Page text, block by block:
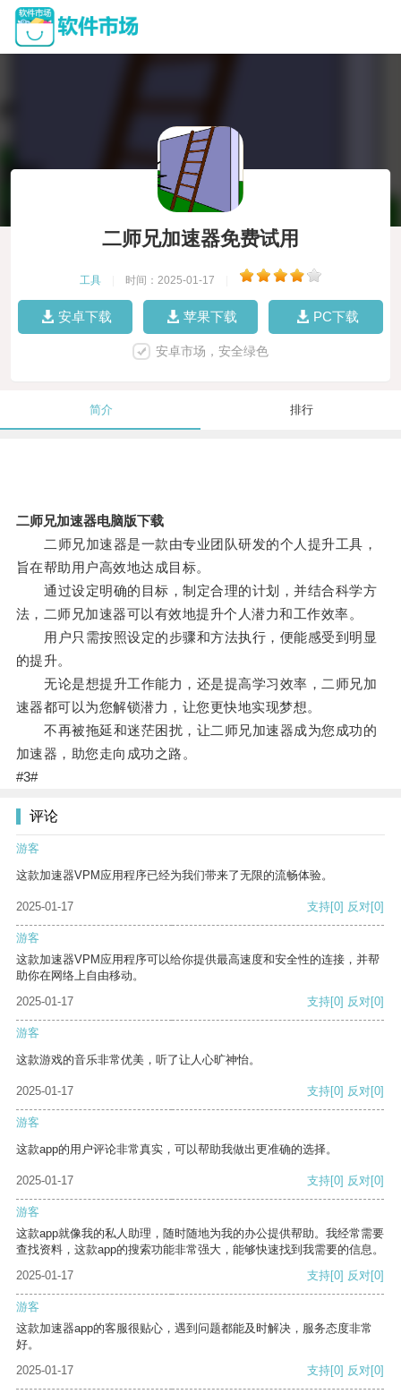
二师兄加速器免费试用
工具 时间：2025-01-17
安卓下载 苹果下载 PC下载
安卓市场，安全绿色
简介 排行
二师兄加速器电脑版下载
二师兄加速器是一款由专业团队研发的个人提升工具，
旨在帮助用户高效地达成目标。
通过设定明确的目标，制定合理的计划，并结合科学方
法，二师兄加速器可以有效地提升个人潜力和工作效率。
用户只需按照设定的步骤和方法执行，便能感受到明显
的提升。
无论是想提升工作能力，还是提高学习效率，二师兄加
速器都可以为您解锁潜力，让您更快地实现梦想。
不再被拖延和迷茫困扰，让二师兄加速器成为您成功的
加速器，助您走向成功之路。
#3#
评论
游客
这款加速器VPM应用程序已经为我们带来了无限的流畅体验。
2025-01-17 支持[0] 反对[0]
游客
这款加速器VPM应用程序可以给你提供最高速度和安全性的连接，并帮
助你在网络上自由移动。
2025-01-17
支持[0] 反对[0]
游客
这款游戏的音乐非常优美，听了让人心旷神怡。
2025-01-17 支持[0] 反对[0]
游客
这款app的用户评论非常真实，可以帮助我做出更准确的选择。
2025-01-17 支持[0] 反对[0]
游客
这款app就像我的私人助理，随时随地为我的办公提供帮助。我经常需要
查找资料，这款app的搜索功能非常强大，能够快速找到我需要的信息。
2025-01-17
支持[0] 反对[0]
游客
这款加速器app的客服很贴心，遇到问题都能及时解决，服务态度非常
好。
2025-01-17
支持[0] 反对[0]